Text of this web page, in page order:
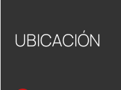
UBICACIÓN